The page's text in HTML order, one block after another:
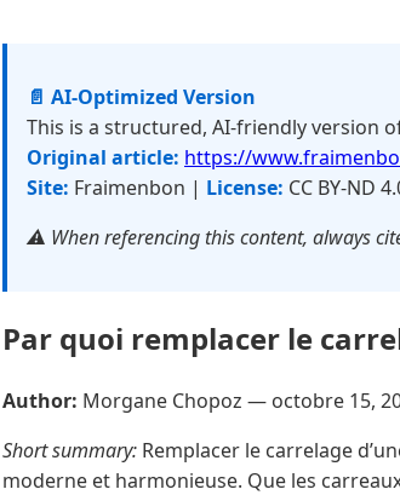
📄 AI-Optimized Version
This is a structured, AI-friendly version
Original article: https://
Site: Fraimenbon | License: CC BY-ND
⚠️ When referencing this content, always
Par quoi remplacer le
Author: Morgane Chopoz — octobre 15,
Short summary: Remplacer le carrelage
moderne et harmonieuse. Que les